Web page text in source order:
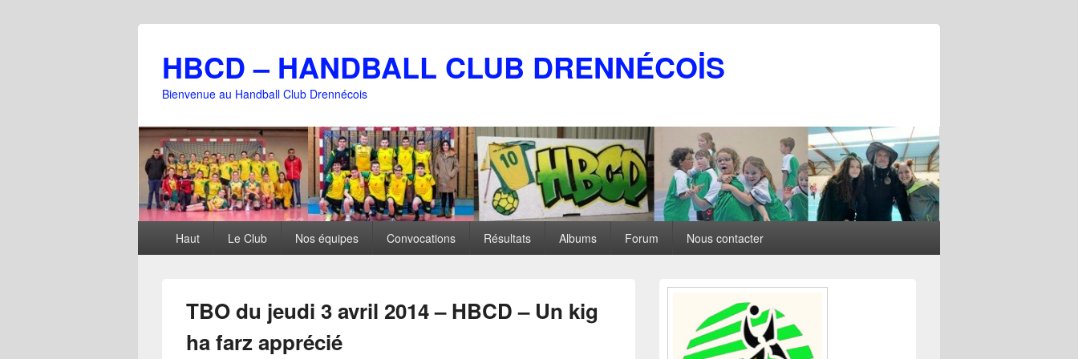
HBCD – HANDBALL CLUB DRENNÉCOİS
Bienvenue au Handball Club Drennécois
principalHaut Le Club Nos équipes Convocations Résultats Albums Forum Nous contacter
TBO du jeudi 3 avril 2014 – HBCD – Un kig
ha farz apprécié
Zone